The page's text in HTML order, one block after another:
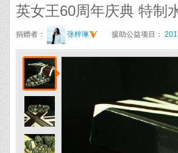
英女王60周年庆典 特制
捐赠者： 张梓琳 援助公益项目：